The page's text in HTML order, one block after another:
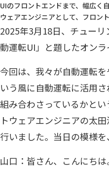
UIのフロントエンドまで、幅広
ウェアエンジニアとして、フロン
2025年3月18日、チュー
動運転UI」と題したオン
今回は、我々が自動運転
いう風に自動運転に活用
組み合わさっているかと
トウェアエンジニアの太
行いました。当日の模様
山口：皆さん、こんにち